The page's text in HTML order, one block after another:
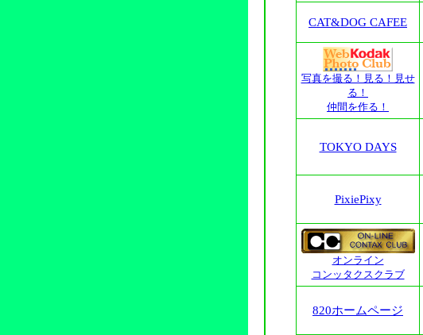
CAT&DOG CAFEE
写真を撮る！見る！見せ
る！
仲間を作る！
TOKYO DAYS
PixiePixy
オンライン
コンッタクスクラブ
820ホームページ